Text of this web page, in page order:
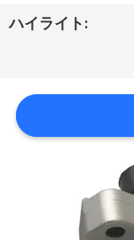
工
見
学
ハイライト: